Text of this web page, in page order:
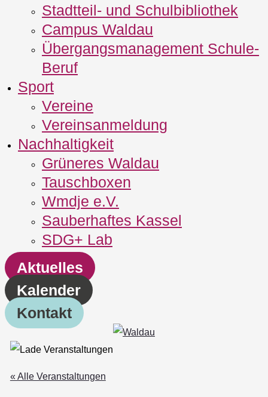
Stadtteil- und Schulbibliothek
Campus Waldau
Übergangsmanagement Schule‐
Beruf
Sport
Vereine
Vereinsanmeldung
Nachhaltigkeit
Grüneres Waldau
Tauschboxen
Wmdje e.V.
Sauberhaftes Kassel
SDG+ Lab
Aktuelles
Kalender
Kontakt
« Alle Veranstaltungen